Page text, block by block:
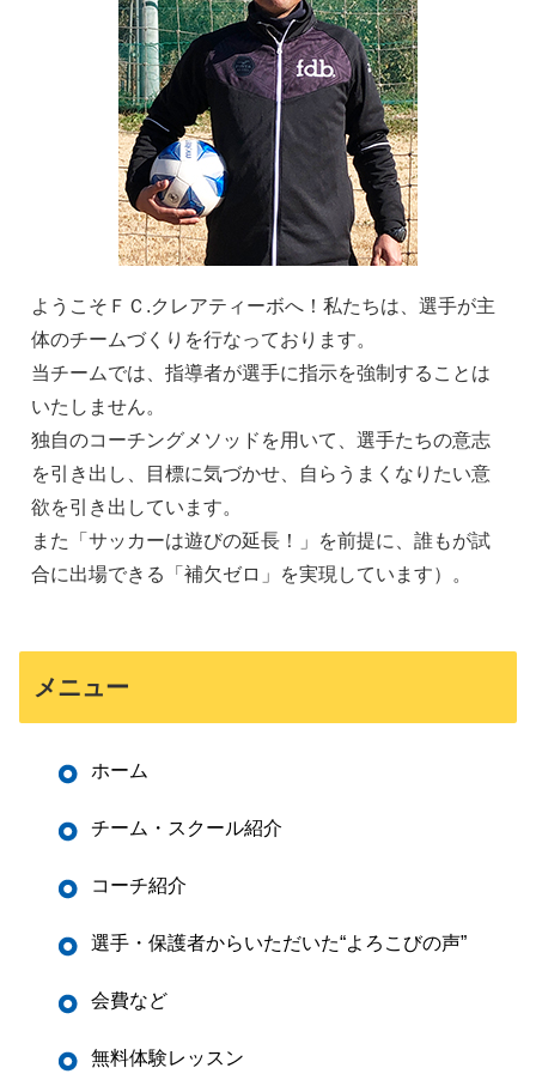
ようこそＦＣ.クレアティーボへ！私たちは、選手が主
体のチームづくりを行なっております。
当チームでは、指導者が選手に指示を強制することは
いたしません。
独自のコーチングメソッドを用いて、選手たちの意志
を引き出し、目標に気づかせ、自らうまくなりたい意
欲を引き出しています。
また「サッカーは遊びの延長！」を前提に、誰もが試
合に出場できる「補欠ゼロ」を実現しています）。
メニュー
ホーム
チーム・スクール紹介
コーチ紹介
選手・保護者からいただいた“よろこびの声”
会費など
無料体験レッスン